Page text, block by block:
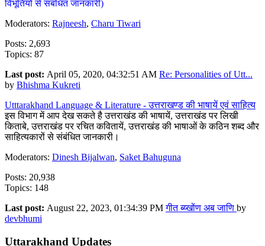
विभूतियों से संबंधित जानकारी)
Moderators: Rajneesh, Charu Tiwari
Posts: 2,693
Topics: 87
Last post: April 05, 2020, 04:32:51 AM Re: Personalities of Utt...
by Bhishma Kukreti
Utttarakhand Language & Literature - उत्तराखण्ड की भाषायें एवं साहित्य
इस विभाग में आप देख सकते है उत्तराखंड की भाषायें, उत्तराखंड पर लिखी
किताबे, उत्तराखंड पर रचित कवितायें, उत्तराखंड की भाषाओं के कठिन शब्द और
साहित्यकारों से संबंधित जानकारी।
Moderators: Dinesh Bijalwan, Saket Bahuguna
Posts: 20,938
Topics: 148
Last post: August 22, 2023, 01:34:39 PMगीत ब्य्खोंण अब जाणि by
devbhumi
Uttarakhand Updates